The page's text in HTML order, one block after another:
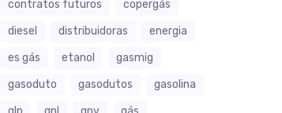
contratos futuros
copergás
diesel
distribuidoras
energia
es gás
etanol
gasmig
gasoduto
gasodutos
gasolina